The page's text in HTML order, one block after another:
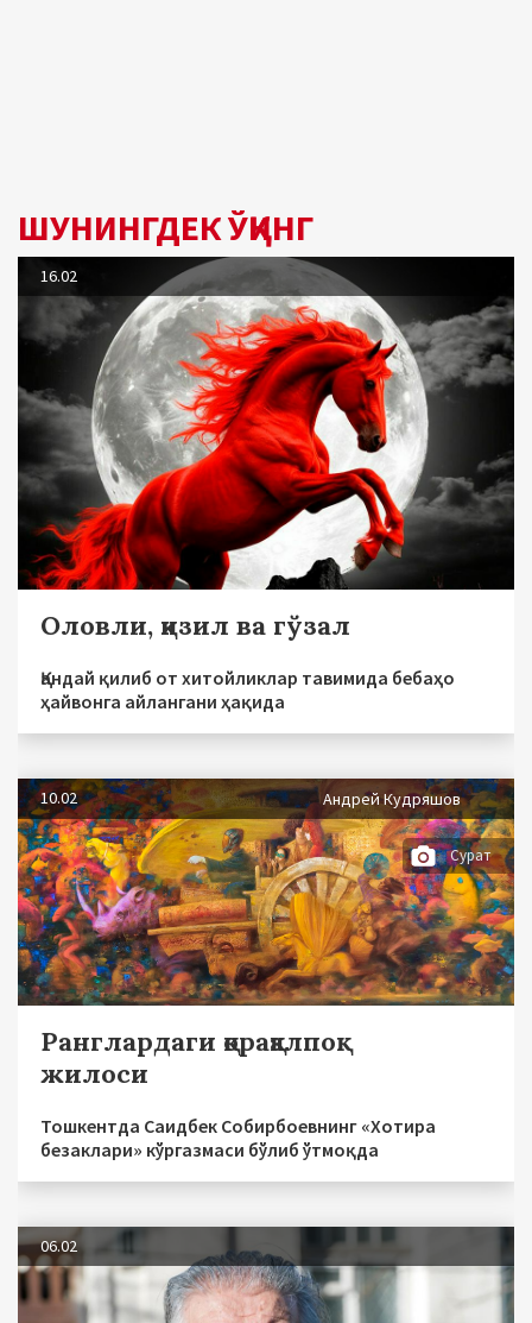
ШУНИНГДЕК ЎҚИНГ
16.02
Оловли, қизил ва гўзал
Қандай қилиб от хитойликлар тавимида бебаҳо
ҳайвонга айлангани ҳақида
10.02 Андрей Кудряшов
Сурат
Ранглардаги қорақалпоқ
жилоси
Тошкентда Саидбек Собирбоевнинг «Хотира
безаклари» кўргазмаси бўлиб ўтмоқда
06.02